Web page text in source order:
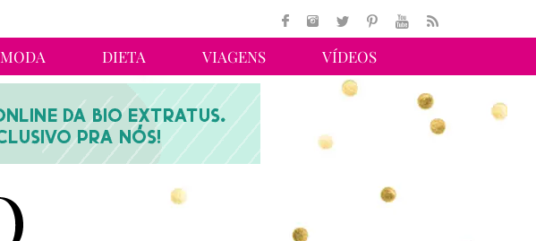
MODA DIETA VIAGENS VÍDEOS